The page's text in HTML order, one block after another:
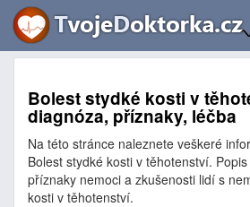
Bolest stydké kosti v
diagnóza, příznaky, léčba
Na této stránce naleznete veškeré
Bolest stydké kosti v těhotenství.
příznaky nemoci a zkušenosti lidí s
kosti v těhotenství.